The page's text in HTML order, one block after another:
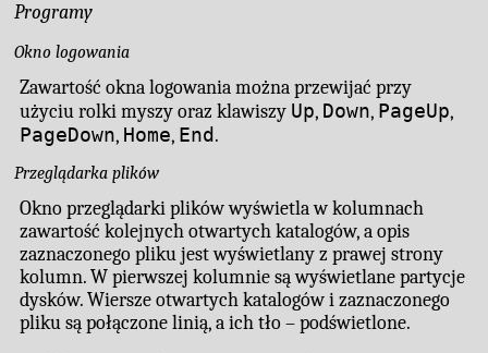
Programy
Okno logowania
Zawartość okna logowania można przewijać przy
użyciu rolki myszy oraz klawiszy Up, Down, PageUp,
PageDown, Home, End.
Przeglądarka plików
Okno przeglądarki plików wyświetla w kolumnach
zawartość kolejnych otwartych katalogów, a opis
zaznaczonego pliku jest wyświetlany z prawej strony
kolumn. W pierwszej kolumnie są wyświetlane partycje
dysków. Wiersze otwartych katalogów i zaznaczonego
pliku są połączone linią, a ich tło – podświetlone.